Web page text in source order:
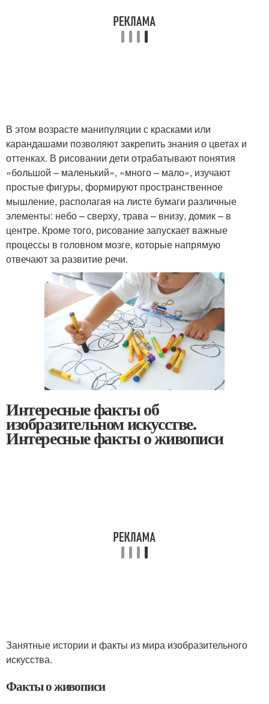
В этом возрасте манипуляции с красками или
карандашами позволяют закрепить знания о цветах и
оттенках. В рисовании дети отрабатывают понятия
«большой – маленький», «много – мало», изучают
простые фигуры, формируют пространственное
мышление, располагая на листе бумаги различные
элементы: небо – сверху, трава – внизу, домик – в
центре. Кроме того, рисование запускает важные
процессы в головном мозге, которые напрямую
отвечают за развитие речи.
Интересные факты об
изобразительном искусстве.
Интересные факты о живописи
Занятные истории и факты из мира изобразительного
искусства.
Факты о живописи